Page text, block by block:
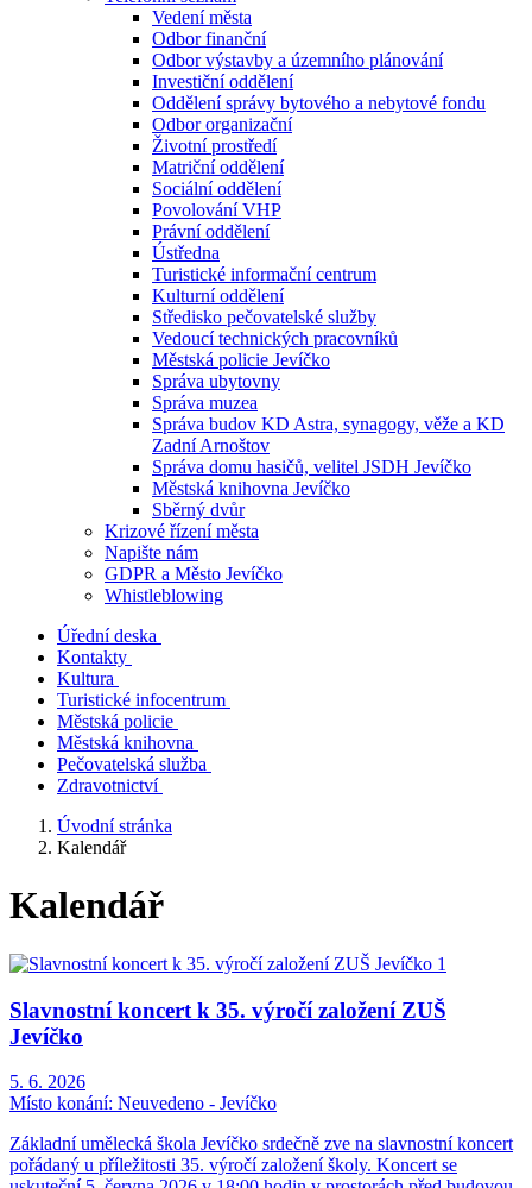
Vedení města
Odbor finanční
Odbor výstavby a územního plánování
Investiční oddělení
Oddělení správy bytového a nebytové fondu
Odbor organizační
Životní prostředí
Matriční oddělení
Sociální oddělení
Povolování VHP
Právní oddělení
Ústředna
Turistické informační centrum
Kulturní oddělení
Středisko pečovatelské služby
Vedoucí technických pracovníků
Městská policie Jevíčko
Správa ubytovny
Správa muzea
Správa budov KD Astra, synagogy, věže a KD
Zadní Arnoštov
Správa domu hasičů, velitel JSDH Jevíčko
Městská knihovna Jevíčko
Sběrný dvůr
Krizové řízení města
Napište nám
GDPR a Město Jevíčko
Whistleblowing
Úřední deska
Kontakty
Kultura
Turistické infocentrum
Městská policie
Městská knihovna
Pečovatelská služba
Zdravotnictví
Úvodní stránka
Kalendář
Kalendář
Slavnostní koncert k 35. výročí založení ZUŠ
Jevíčko
5. 6. 2026
Místo konání: Neuvedeno - Jevíčko
Základní umělecká škola Jevíčko srdečně zve na slavnostní koncert
pořádaný u příležitosti 35. výročí založení školy. Koncert se